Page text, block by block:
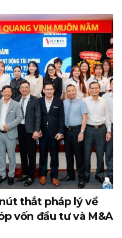
thắt pháp lý về
vốn đầu tư và M&A